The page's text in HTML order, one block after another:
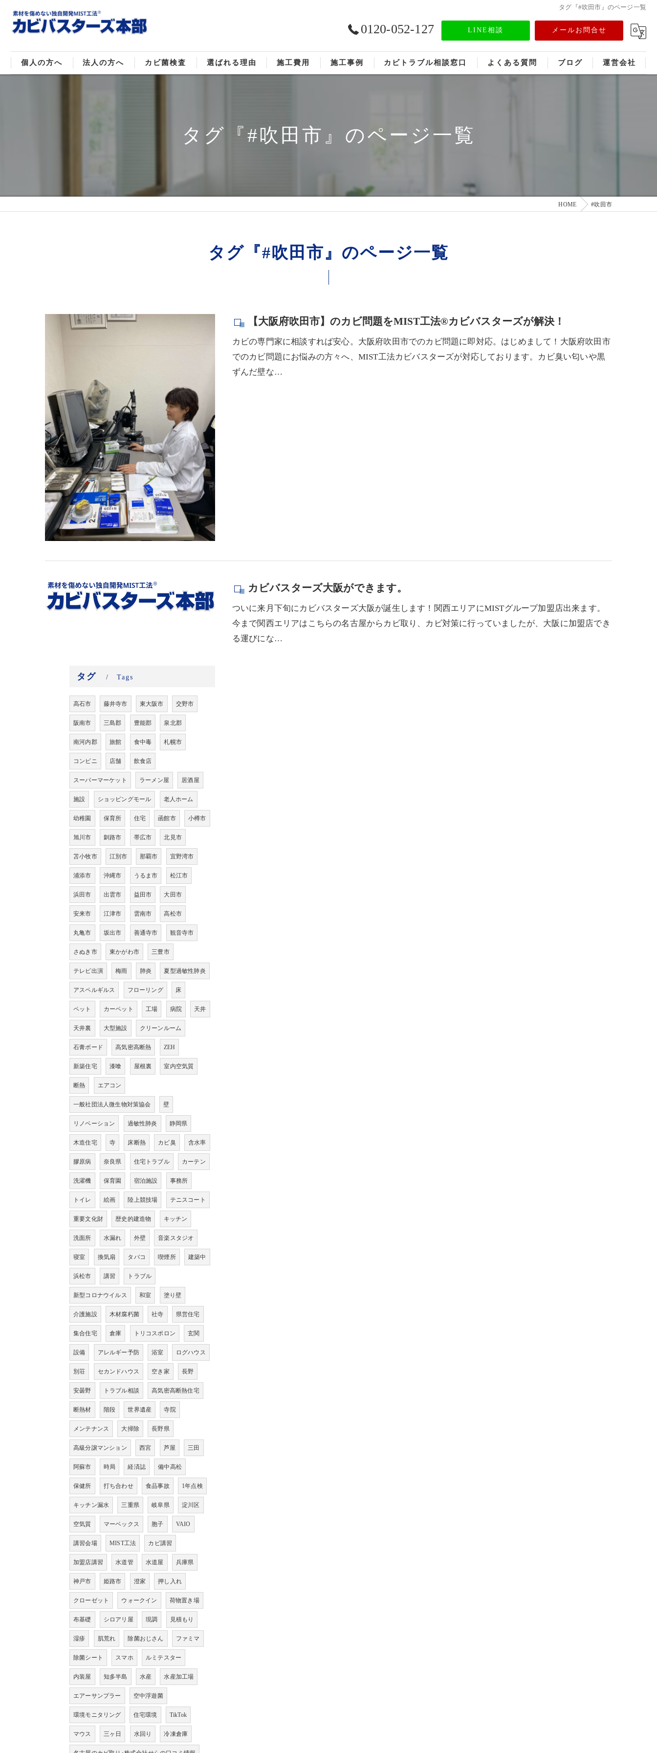
タグ『#吹田市』のページ一覧
0120-052-127 LINE相談 メールお問合せ
個人の方へ 法人の方へ
レジャー施設のカビ取り
カビ菌検査 選ばれる理由 施工費用 施工事例 カビトラブル相談窓口 よくある質問 ブログ 運営会社
タグ『#吹田市』のページ一覧
HOME #吹田市
タグ『#吹田市』のページ一覧
【大阪府吹田市】のカビ問題をMIST工法®カビバスターズが解決！
カビの専門家に相談すれば安心。大阪府吹田市でのカビ問題に即対応。はじめまして！大阪府吹田市
でのカビ問題にお悩みの方々へ、MIST工法カビバスターズが対応しております。カビ臭い匂いや黒
ずんだ壁な…
カビバスターズ大阪ができます。
ついに来月下旬にカビバスターズ大阪が誕生します！関西エリアにMISTグループ加盟店出来ます。
今まで関西エリアはこちらの名古屋からカビ取り、カビ対策に行っていましたが、大阪に加盟店でき
る運びにな…
タグ Tags
高石市 藤井寺市 東大阪市 交野市
阪南市 三島郡 豊能郡 泉北郡
南河内郡 旅館 食中毒 札幌市
コンビニ 店舗 飲食店
スーパーマーケット ラーメン屋 居酒屋
施設 ショッピングモール 老人ホーム
幼稚園 保育所 住宅 函館市 小樽市
旭川市 釧路市 帯広市 北見市
苫小牧市 江別市 那覇市 宜野湾市
浦添市 沖縄市 うるま市 松江市
浜田市 出雲市 益田市 大田市
安来市 江津市 雲南市 高松市
丸亀市 坂出市 善通寺市 観音寺市
さぬき市 東かがわ市 三豊市
テレビ出演 梅雨 肺炎 夏型過敏性肺炎
アスペルギルス フローリング 床
ペット カーペット 工場 病院 天井
天井裏 大型施設 クリーンルーム
石膏ボード 高気密高断熱 ZEH
新築住宅 漆喰 屋根裏 室内空気質
断熱 エアコン
一般社団法人微生物対策協会 壁
リノベーション 過敏性肺炎 静岡県
木造住宅 寺 床断熱 カビ臭 含水率
膠原病 奈良県 住宅トラブル カーテン
洗濯機 保育園 宿泊施設 事務所
トイレ 絵画 陸上競技場 テニスコート
重要文化財 歴史的建造物 キッチン
洗面所 水漏れ 外壁 音楽スタジオ
寝室 換気扇 タバコ 喫煙所 建築中
浜松市 講習 トラブル
新型コロナウイルス 和室 塗り壁
介護施設 木材腐朽菌 社寺 県営住宅
集合住宅 倉庫 トリコスポロン 玄関
設備 アレルギー予防 浴室 ログハウス
別荘 セカンドハウス 空き家 長野
安曇野 トラブル相談 高気密高断熱住宅
断熱材 階段 世界遺産 寺院
メンテナンス 大掃除 長野県
高級分譲マンション 西宮 芦屋 三田
阿蘇市 時局 経済誌 備中高松
保健所 打ち合わせ 食品事故 1年点検
キッチン漏水 三重県 岐阜県 淀川区
空気質 マーベックス 胞子 VAIO
講習会場 MIST工法 カビ講習
加盟店講習 水道管 水道屋 兵庫県
神戸市 姫路市 澄家 押し入れ
クローゼット ウォークイン 荷物置き場
布基礎 シロアリ屋 現調 見積もり
湿疹 肌荒れ 除菌おじさん ファミマ
除菌シート スマホ ルミテスター
内装屋 知多半島 水産 水産加工場
エアーサンプラー 空中浮遊菌
環境モニタリング 住宅環境 TikTok
マウス 三ヶ日 水回り 冷凍倉庫